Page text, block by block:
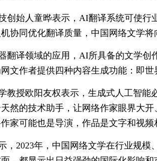
创始人童晔表示，AI翻译系统可使行
协同优化翻译质量，中国网络文学
翻译领域的应用，AI所具备的文学
文作者提供四种内容生成功能：即
教授欧阳友权表示，生成式人工智
然的技术助手，让网络作家眼界大
家可能也是导演，作品是文字和视
，2023年，中国网络文学在行业规